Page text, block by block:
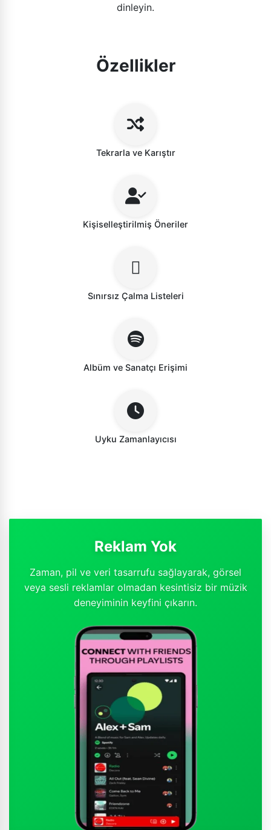
dinleyin.
Özellikler
Tekrarla ve Karıştır
Kişiselleştirilmiş Öneriler
Sınırsız Çalma Listeleri
Albüm ve Sanatçı Erişimi
Uyku Zamanlayıcısı
Reklam Yok
Zaman, pil ve veri tasarrufu sağlayarak, görsel
veya sesli reklamlar olmadan kesintisiz bir müzik
deneyiminin keyfini çıkarın.